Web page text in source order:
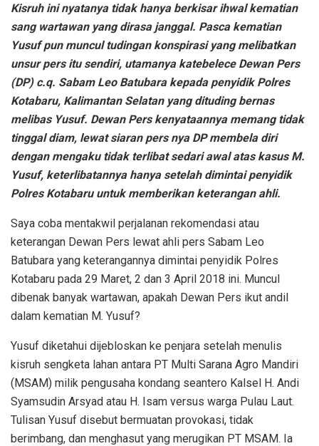
Kisruh ini nyatanya tidak hanya berkisar ihwal kematian
sang wartawan yang dirasa janggal. Pasca kematian
Yusuf pun muncul tudingan konspirasi yang melibatkan
unsur pers itu sendiri, utamanya katebelece Dewan Pers
(DP) c.q. Sabam Leo Batubara kepada penyidik Polres
Kotabaru, Kalimantan Selatan yang dituding bernas
melibas Yusuf. Dewan Pers kenyataannya memang tidak
tinggal diam, lewat siaran pers nya DP membela diri
dengan mengaku tidak terlibat sedari awal atas kasus M.
Yusuf, keterlibatannya hanya setelah dimintai penyidik
Polres Kotabaru untuk memberikan keterangan ahli.
Saya coba mentakwil perjalanan rekomendasi atau
keterangan Dewan Pers lewat ahli pers Sabam Leo
Batubara yang keterangannya dimintai penyidik Polres
Kotabaru pada 29 Maret, 2 dan 3 April 2018 ini. Muncul
dibenak banyak wartawan, apakah Dewan Pers ikut andil
dalam kematian M. Yusuf?
Yusuf diketahui dijebloskan ke penjara setelah menulis
kisruh sengketa lahan antara PT Multi Sarana Agro Mandiri
(MSAM) milik pengusaha kondang seantero Kalsel H. Andi
Syamsudin Arsyad atau H. Isam versus warga Pulau Laut.
Tulisan Yusuf disebut bermuatan provokasi, tidak
berimbang, dan menghasut yang merugikan PT MSAM. Ia